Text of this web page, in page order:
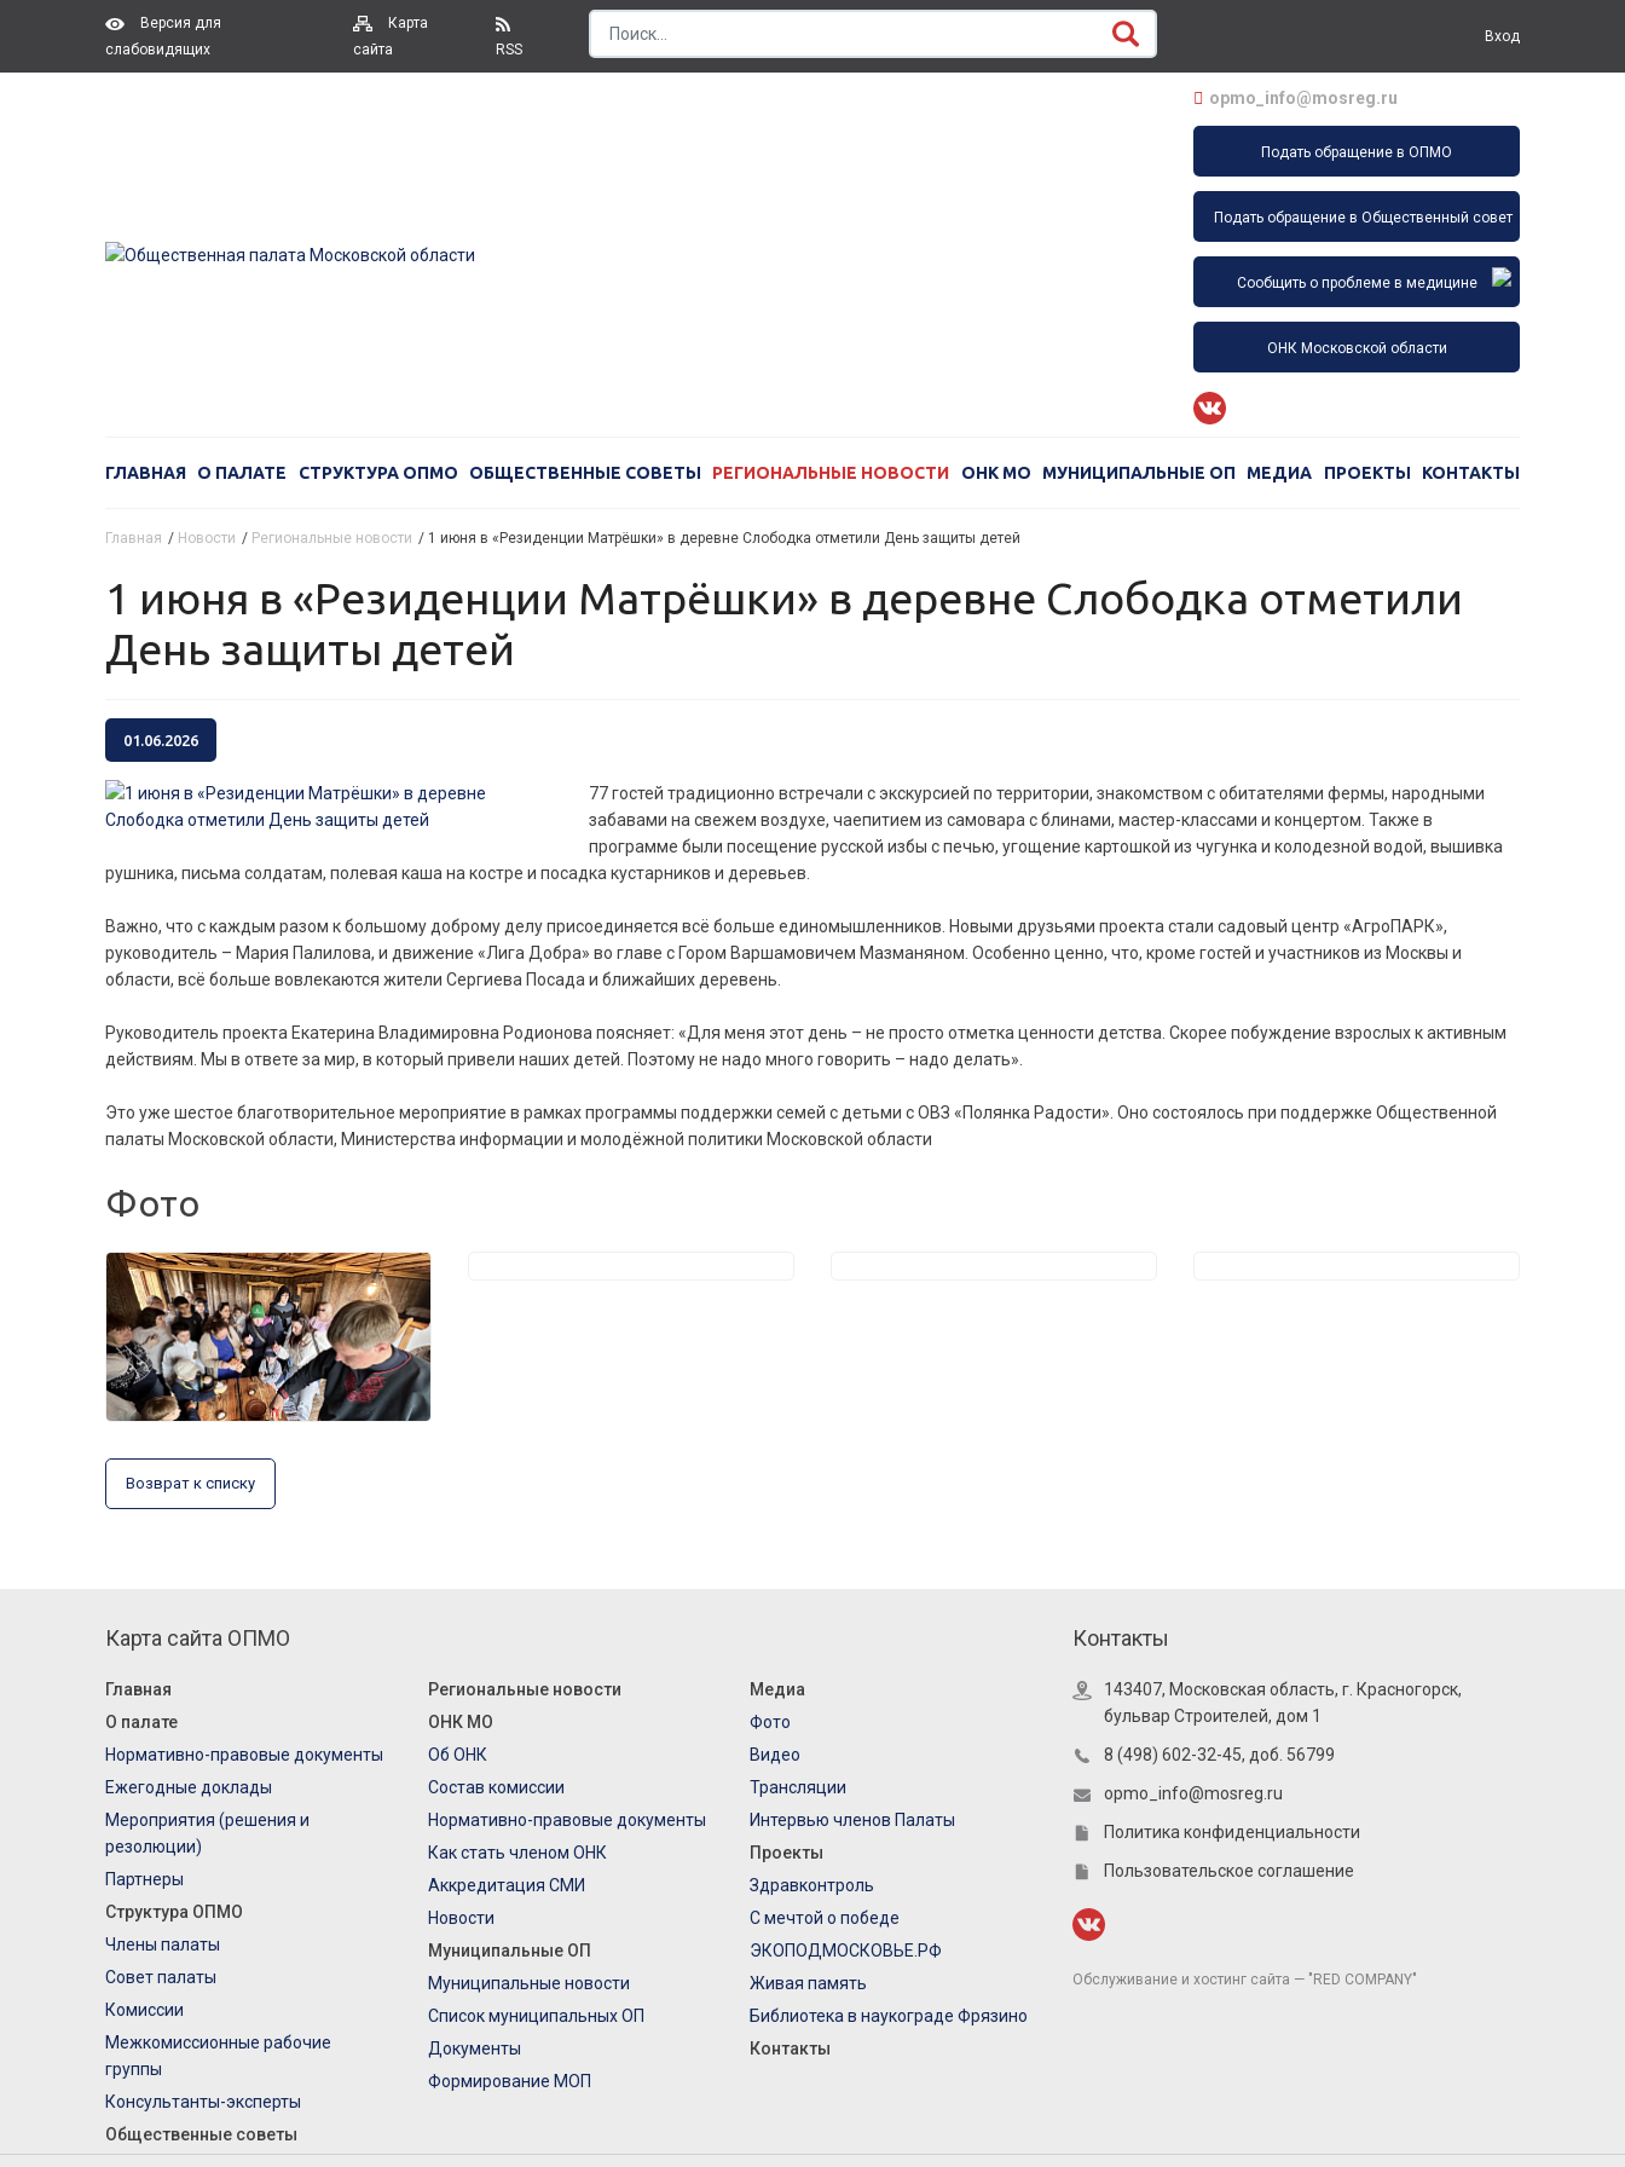
Версия для
слабовидящих
Карта
сайта
RSS
Вход
opmo_info@mosreg.ru
Подать обращение в ОПМО
Подать обращение в Общественный совет
Сообщить о проблеме в медицине
ОНК Московской области
ГЛАВНАЯ О ПАЛАТЕ СТРУКТУРА ОПМО ОБЩЕСТВЕННЫЕ СОВЕТЫ РЕГИОНАЛЬНЫЕ НОВОСТИ ОНК МО МУНИЦИПАЛЬНЫЕ ОП МЕДИА ПРОЕКТЫ КОНТАКТЫ
Главная / Новости / Региональные новости / 1 июня в «Резиденции Матрёшки» в деревне Слободка отметили День защиты детей
1 июня в «Резиденции Матрёшки» в деревне Слободка отметили
День защиты детей
01.06.2026
77 гостей традиционно встречали с экскурсией по территории, знакомством с обитателями фермы, народными
забавами на свежем воздухе, чаепитием из самовара с блинами, мастер-классами и концертом. Также в
программе были посещение русской избы с печью, угощение картошкой из чугунка и колодезной водой, вышивка
рушника, письма солдатам, полевая каша на костре и посадка кустарников и деревьев.
Важно, что с каждым разом к большому доброму делу присоединяется всё больше единомышленников. Новыми друзьями проекта стали садовый центр «АгроПАРК»,
руководитель – Мария Палилова, и движение «Лига Добра» во главе с Гором Варшамовичем Мазманяном. Особенно ценно, что, кроме гостей и участников из Москвы и
области, всё больше вовлекаются жители Сергиева Посада и ближайших деревень.
Руководитель проекта Екатерина Владимировна Родионова поясняет: «Для меня этот день – не просто отметка ценности детства. Скорее побуждение взрослых к активным
действиям. Мы в ответе за мир, в который привели наших детей. Поэтому не надо много говорить – надо делать».
Это уже шестое благотворительное мероприятие в рамках программы поддержки семей с детьми с ОВЗ «Полянка Радости». Оно состоялось при поддержке Общественной
палаты Московской области, Министерства информации и молодёжной политики Московской области
Фото
Возврат к списку
Карта сайта ОПМО
Главная
О палате
Нормативно-правовые документы
Ежегодные доклады
Мероприятия (решения и
резолюции)
Партнеры
Структура ОПМО
Члены палаты
Совет палаты
Комиссии
Межкомиссионные рабочие
группы
Консультанты-эксперты
Общественные советы
Региональные новости
ОНК МО
Об ОНК
Состав комиссии
Нормативно-правовые документы
Как стать членом ОНК
Аккредитация СМИ
Новости
Муниципальные ОП
Муниципальные новости
Список муниципальных ОП
Документы
Формирование МОП
Медиа
Фото
Видео
Трансляции
Интервью членов Палаты
Проекты
Здравконтроль
С мечтой о победе
ЭКОПОДМОСКОВЬЕ.РФ
Живая память
Библиотека в наукограде Фрязино
Контакты
Контакты
143407, Московская область, г. Красногорск,
бульвар Строителей, дом 1
8 (498) 602-32-45, доб. 56799
opmo_info@mosreg.ru
Политика конфиденциальности
Пользовательское соглашение
Обслуживание и хостинг сайта — "RED COMPANY"